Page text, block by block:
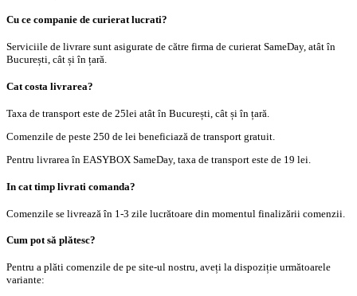
Cu ce companie de curierat lucrati?
Serviciile de livrare sunt asigurate de către firma de curierat SameDay, atât în
București, cât și în țară.
Cat costa livrarea?
Taxa de transport este de 25lei atât în București, cât și în țară.
Comenzile de peste 250 de lei beneficiază de transport gratuit.
Pentru livrarea în EASYBOX SameDay, taxa de transport este de 19 lei.
In cat timp livrati comanda?
Comenzile se livrează în 1-3 zile lucrătoare din momentul finalizării comenzii.
Cum pot să plătesc?
Pentru a plăti comenzile de pe site-ul nostru, aveți la dispoziție următoarele
variante: